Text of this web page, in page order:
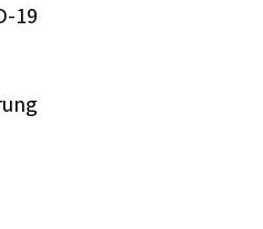
19